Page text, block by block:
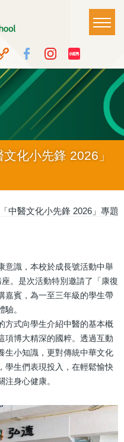
Main
化小先鋒 2026」
中醫文化小先鋒 2026」專題
意識，本校於成長號活動中舉
。是次活動特別邀請了「康復
嘉賓，為一至三年級的學生帶
。
方式向學生介紹中醫的基本概
項博大精深的國粹。透過互動
生小知識，更對傳統中華文化
學生們表現投入，在輕鬆愉快
身心健康。